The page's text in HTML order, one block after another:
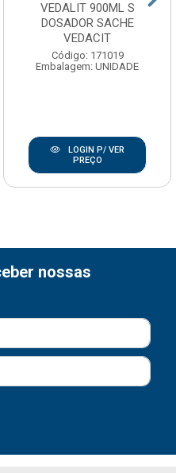
VEDALIT 900ML S
DOSADOR SACHE
VEDACIT
Código: 171019
Embalagem: UNIDADE
LOGIN P/ VER
PREÇO
nossas